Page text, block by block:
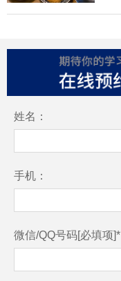
姓名：
手机：
微信/QQ号码[必填项]*